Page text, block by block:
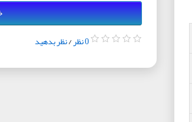
0 نظر /نظر بدهید